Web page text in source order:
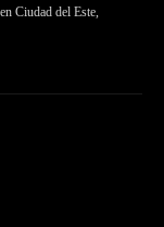
Ciudad del Este,